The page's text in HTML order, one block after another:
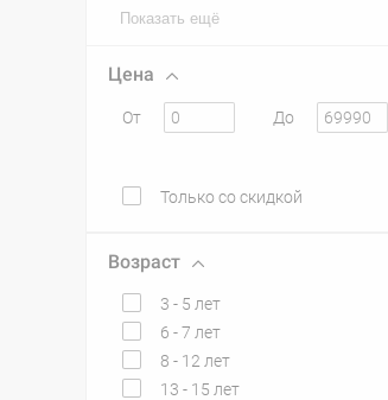
Показать ещё
Цена
От До
Только со скидкой
Возраст
3 - 5 лет
6 - 7 лет
8 - 12 лет
13 - 15 лет